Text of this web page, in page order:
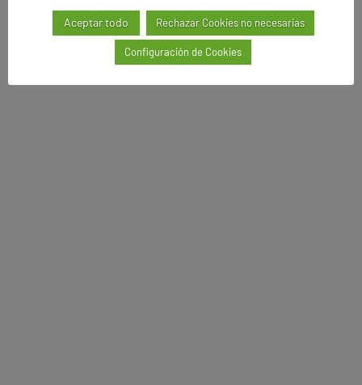
Aceptar todo Rechazar Cookies no necesarias
Configuración de Cookies